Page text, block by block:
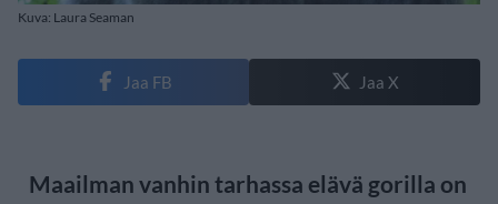
Kuva: Laura Seaman
Jaa FB Jaa X
Maailman vanhin tarhassa elävä gorilla on